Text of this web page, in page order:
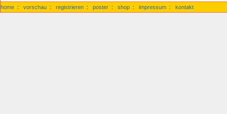
home : vorschau : registrieren : poster : shop : impressum : kontakt